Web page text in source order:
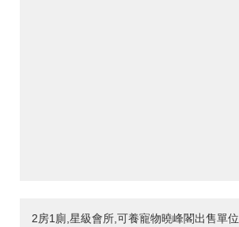
2房1廁,星級會所,可養寵物曉峰閣出售單位